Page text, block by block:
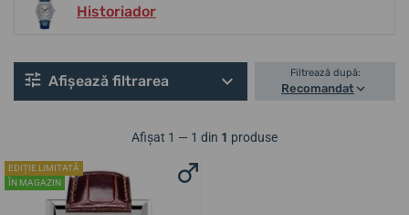
Historiador
Afișează filtrarea Filtrează după:
Recomandat
Afișat 1 — 1 din 1 produse
EDIȚIE LIMITATĂ
ÎN MAGAZIN